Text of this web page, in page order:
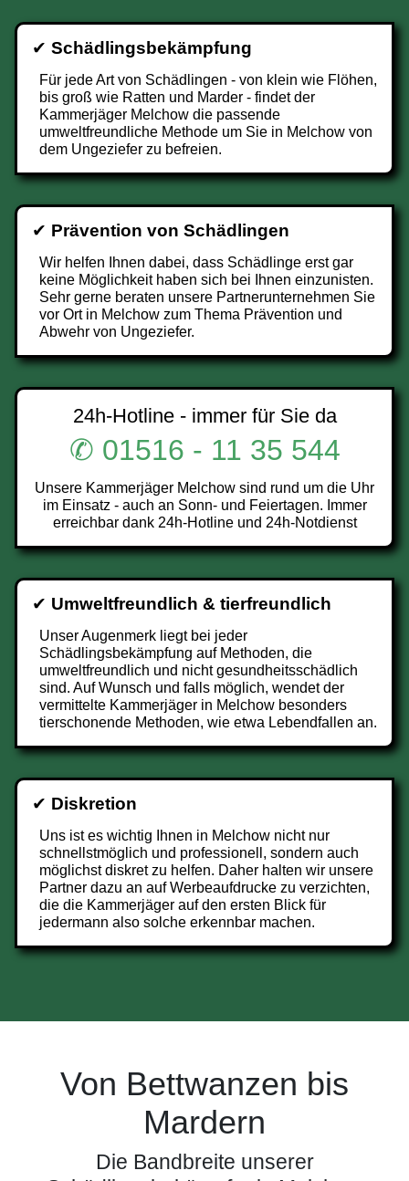
✔ Schädlingsbekämpfung
Für jede Art von Schädlingen - von klein wie Flöhen,
bis groß wie Ratten und Marder - findet der
Kammerjäger Melchow die passende
umweltfreundliche Methode um Sie in Melchow von
dem Ungeziefer zu befreien.
✔ Prävention von Schädlingen
Wir helfen Ihnen dabei, dass Schädlinge erst gar
keine Möglichkeit haben sich bei Ihnen einzunisten.
Sehr gerne beraten unsere Partnerunternehmen Sie
vor Ort in Melchow zum Thema Prävention und
Abwehr von Ungeziefer.
24h-Hotline - immer für Sie da
✆ 01516 - 11 35 544
Unsere Kammerjäger Melchow sind rund um die Uhr
im Einsatz - auch an Sonn- und Feiertagen. Immer
erreichbar dank 24h-Hotline und 24h-Notdienst
✔ Umweltfreundlich & tierfreundlich
Unser Augenmerk liegt bei jeder
Schädlingsbekämpfung auf Methoden, die
umweltfreundlich und nicht gesundheitsschädlich
sind. Auf Wunsch und falls möglich, wendet der
vermittelte Kammerjäger in Melchow besonders
tierschonende Methoden, wie etwa Lebendfallen an.
✔ Diskretion
Uns ist es wichtig Ihnen in Melchow nicht nur
schnellstmöglich und professionell, sondern auch
möglichst diskret zu helfen. Daher halten wir unsere
Partner dazu an auf Werbeaufdrucke zu verzichten,
die die Kammerjäger auf den ersten Blick für
jedermann also solche erkennbar machen.
Von Bettwanzen bis
Mardern
Die Bandbreite unserer